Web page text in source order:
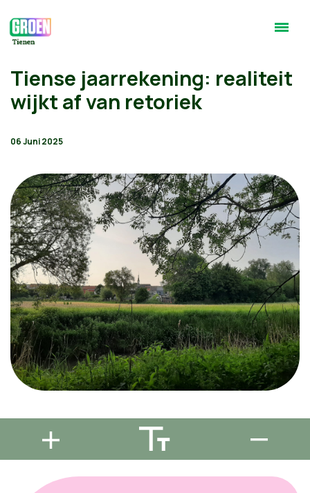
Tiense jaarrekening: realiteit
wijkt af van retoriek
06 Juni 2025